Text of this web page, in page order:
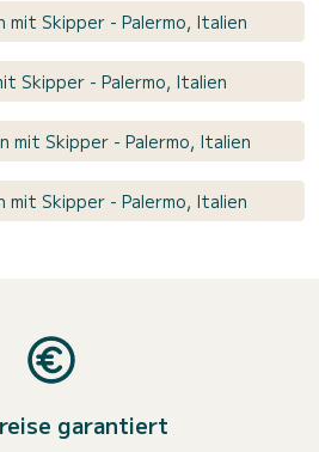
mit Skipper - Palermo, Italien
Skipper - Palermo, Italien
Skipper - Palermo, Italien
Skipper - Palermo, Italien
garantiert